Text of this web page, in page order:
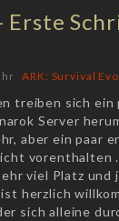
Erste
ARK: Survival
treiben sich ein
Server
aber ein paar
vorenthalten
viel Platz und
herzlich
sich alleine